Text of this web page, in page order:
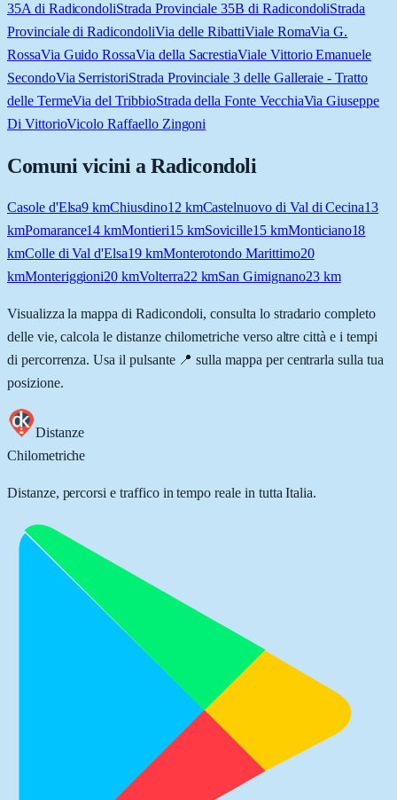
35A di RadicondoliStrada Provinciale 35B di RadicondoliStrada
Provinciale di RadicondoliVia delle RibattiViale RomaVia G.
RossaVia Guido RossaVia della SacrestiaViale Vittorio Emanuele
SecondoVia SerristoriStrada Provinciale 3 delle Galleraie - Tratto
delle TermeVia del TribbioStrada della Fonte VecchiaVia Giuseppe
Di VittorioVicolo Raffaello Zingoni
Comuni vicini aRadicondoli
Casole d'Elsa9 kmChiusdino12 kmCastelnuovo di Val di Cecina13
kmPomarance14 kmMontieri15kmSovicille15 kmMonticiano18
kmColle di Val d'Elsa19kmMonterotondo Marittimo20
kmMonteriggioni20 kmVolterra22 kmSan Gimignano23km
Visualizza la mappa di Radicondoli, consulta lo stradario completo
delle vie, calcola le distanze chilometriche verso altre città e i tempi
di percorrenza. Usa il pulsante 📍 sulla mappa per centrarla sulla tua
posizione.
Distanze
Chilometriche
Distanze, percorsi e traffico in tempo reale in tutta Italia.